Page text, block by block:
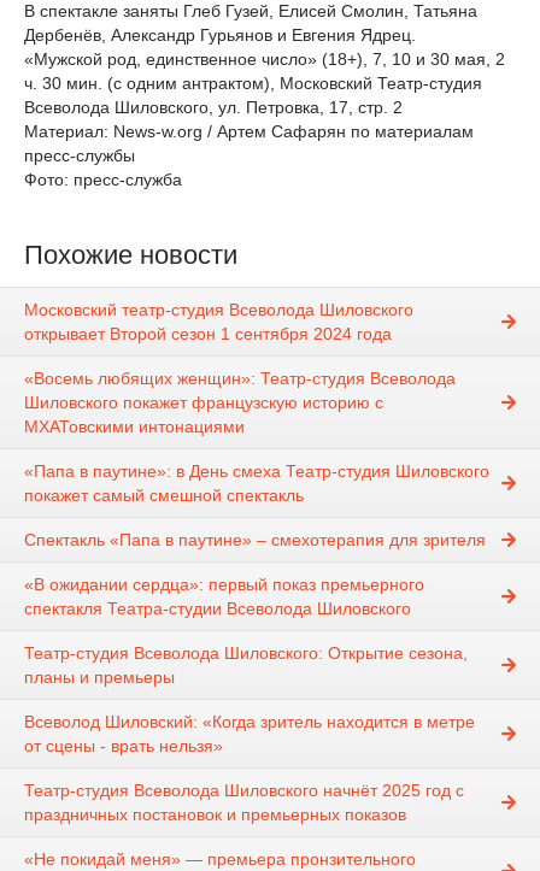
В спектакле заняты Глеб Гузей, Елисей Смолин, Татьяна
Дербенёв, Александр Гурьянов и Евгения Ядрец.
«Мужской род, единственное число» (18+), 7, 10 и 30 мая, 2
ч. 30 мин. (с одним антрактом), Московский Театр-студия
Всеволода Шиловского, ул. Петровка, 17, стр. 2
Материал: News-w.org / Артем Сафарян по материалам
пресс-службы
Фото: пресс-служба
Похожие новости
Московский театр-студия Всеволода Шиловского
открывает Второй сезон 1 сентября 2024 года
«Восемь любящих женщин»: Театр-студия Всеволода
Шиловского покажет французскую историю с
МХАТовскими интонациями
«Папа в паутине»: в День смеха Театр-студия Шиловского
покажет самый смешной спектакль
Спектакль «Папа в паутине» – смехотерапия для зрителя
«В ожидании сердца»: первый показ премьерного
спектакля Театра-студии Всеволода Шиловского
Театр-студия Всеволода Шиловского: Открытие сезона,
планы и премьеры
Всеволод Шиловский: «Когда зритель находится в метре
от сцены - врать нельзя»
Театр-студия Всеволода Шиловского начнёт 2025 год с
праздничных постановок и премьерных показов
«Не покидай меня» — премьера пронзительного